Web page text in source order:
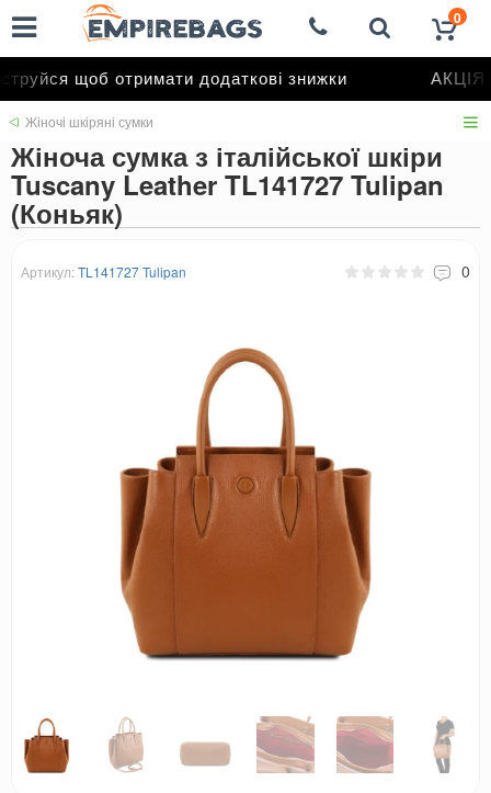
щоб отримати додаткові знижки АКЦІЯ
0
Жіночі шкіряні сумки
Жіноча сумка з італійської шкіри
Tuscany Leather TL141727 Tulipan
(Коньяк)
Артикул: TL141727 Tulipan 0